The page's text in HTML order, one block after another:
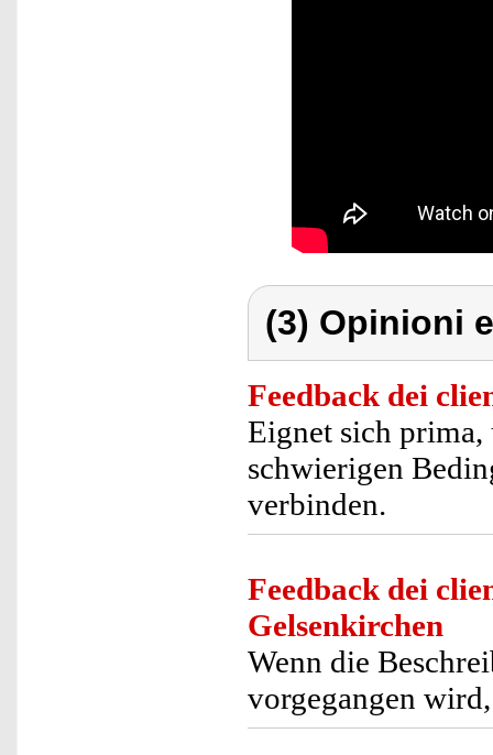
(3) Opinioni
Feedback dei
Eignet sich prima,
schwierigen
verbinden.
Feedback dei
Gelsenkirchen
Wenn die
vorgegangen